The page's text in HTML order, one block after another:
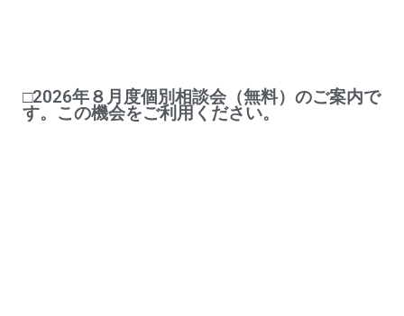
□2026年８月度個別相談会（無料）のご案内で
す。この機会をご利用ください。